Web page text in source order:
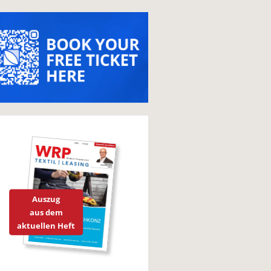
Auszug
aus dem
aktuellen Heft